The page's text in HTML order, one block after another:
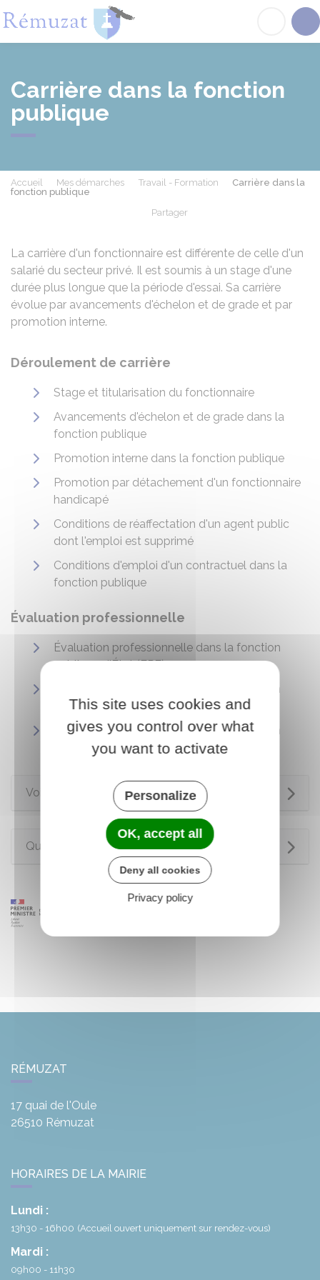
Carrière dans la fonction
publique
Accueil Mes démarches Travail - Formation
Carrière dans la
fonction publique
Partager
La carrière d'un fonctionnaire est différente de celle d'un
salarié du secteur privé. Il est soumis à un stage d'une
durée plus longue que la période d'essai. Sa carrière
évolue par avancements d'échelon et de grade et par
promotion interne.
Déroulement de carrière
Stage et titularisation du fonctionnaire
Avancements d'échelon et de grade dans la
fonction publique
Promotion interne dans la fonction publique
Promotion par détachement d'un fonctionnaire
handicapé
Conditions de réaffectation d'un agent public
dont l'emploi est supprimé
Conditions d'emploi d'un contractuel dans la
fonction publique
Évaluation professionnelle
Évaluation professionnelle dans la fonction
publique d'État (FPE)
Évaluation professionnelle dans la fonction
publique territoriale (FPT)
Évaluation professionnelle dans la fonction
publique hospitalière (FPH)
Voir aussi
Questions ? Réponses !
RÉMUZAT
17 quai de l'Oule
26510 Rémuzat
HORAIRES DE LA MAIRIE
Lundi :
13h30 - 16h00 (Accueil ouvert uniquement sur rendez-vous)
Mardi :
09h00 - 11h30
This site uses cookies and
gives you control over what
you want to activate
Personalize
OK, accept all
Deny all cookies
Privacy policy